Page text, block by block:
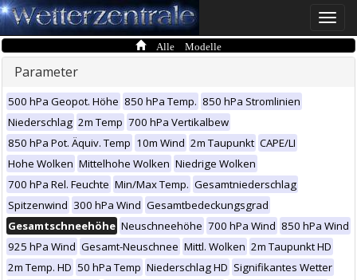
Toggle
Alle Modelle
Parameter
500 hPa Geopot. Höhe 850 hPa Temp. 850 hPa Stromlinien
Niederschlag 2m Temp 700 hPa Vertikalbew
850 hPa Pot. Äquiv. Temp 10m Wind 2m Taupunkt CAPE/LI
Hohe Wolken Mittelhohe Wolken Niedrige Wolken
700 hPa Rel. Feuchte Min/Max Temp. Gesamtniederschlag
Spitzenwind 300 hPa Wind Gesamtbedeckungsgrad
Gesamtschneehöhe Neuschneehöhe 700 hPa Wind 850 hPa Wind
925 hPa Wind Gesamt-Neuschnee Mittl. Wolken 2m Taupunkt HD
2m Temp. HD 50 hPa Temp Niederschlag HD Signifikantes Wetter